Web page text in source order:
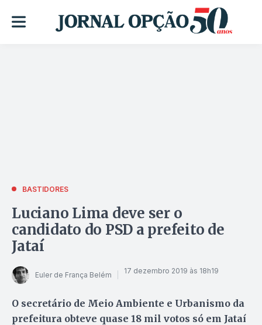
BASTIDORES
Luciano Lima deve ser o
candidato do PSD a prefeito de
Jataí
Euler de França Belém 17 dezembro 2019 às 18h19
O secretário de Meio Ambiente e Urbanismo da
prefeitura obteve quase 18 mil votos só em Jataí